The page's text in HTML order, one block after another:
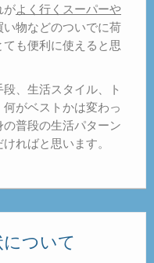
がよく行くスーパーや
い物などのついでに荷
も便利に使えると思
、生活スタイル、ト
がベストかは変わっ
普段の生活パターン
ればと思います。
ついて